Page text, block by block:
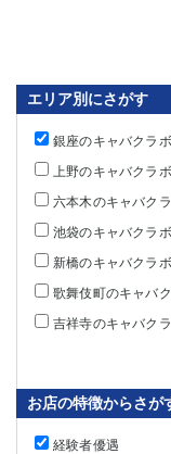
エリア別にさがす
銀座のキャバクラ
上野のキャバクラ
六本木のキャバク
池袋のキャバクラ
新橋のキャバクラ
歌舞伎町のキャバ
吉祥寺のキャバク
お店の特徴からさが
経験者優遇